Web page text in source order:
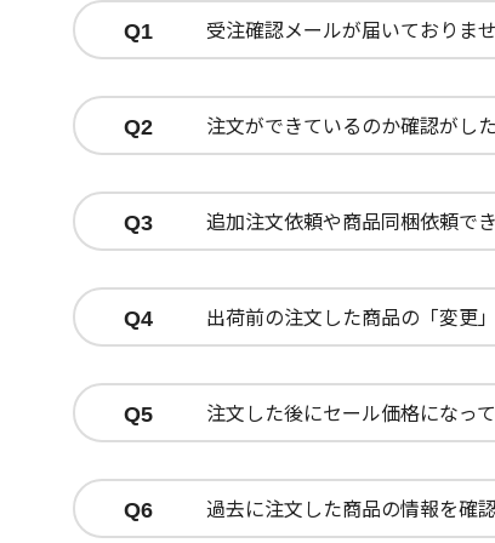
Q1 受注確認メールが届いておりませ
Q2 注文ができているのか確認がした
Q3 追加注文依頼や商品同梱依頼で
Q4 出荷前の注文した商品の「変更
Q5 注文した後にセール価格になっ
Q6 過去に注文した商品の情報を確